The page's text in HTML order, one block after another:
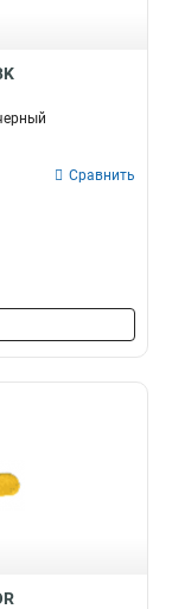
Сравнить